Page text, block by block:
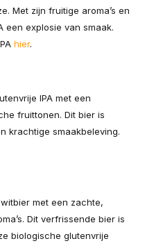
Met zijn fruitige aroma’s en
een explosie van smaak.
hier.
IPA met een
fruittonen. Dit bier is
krachtige smaakbeleving.
met een zachte,
Dit verfrissende bier is
biologische glutenvrije